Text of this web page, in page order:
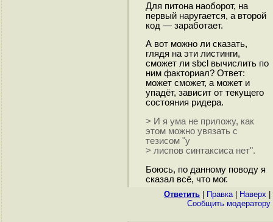
Для питона наоборот, на
первый наругается, а второй
код — заработает.
А вот можно ли сказать,
глядя на эти листинги,
сможет ли sbcl вычислить по
ним факториал? Ответ:
может сможет, а может и
упадёт, зависит от текущего
состояния ридера.
> И я ума не приложу, как
этом можно увязать с
тезисом "у
> лиспов синтаксиса нет".
Боюсь, по данному поводу я
сказал всё, что мог.
Ответить Правка| Наверх
Cообщить модератору